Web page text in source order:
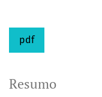
pdf
Resumo